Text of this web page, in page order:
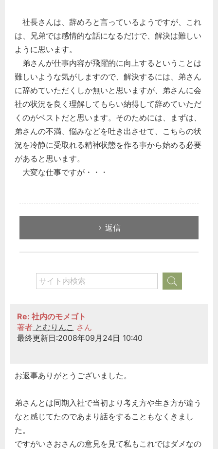
社長さんは、辞めろと言っているようですが、これ
は、兄弟では感情的な話になるだけで、解決は難しい
ように思います。
弟さんが仕事内容が飛躍的に向上するということは
難しいような気がしますので、解決するには、弟さん
に辞めていただくしか無いと思いますが、弟さんに会
社の状況を良く理解してもらい納得して辞めていただ
くのがベストだと思います。そのためには、まずは、
弟さんの不満、悩みなどを吐き出させて、こちらの状
況を冷静に受取れる精神状態を作る事から始める必要
があると思います。
大変な仕事ですが・・・
返信
Re: 社内のモメゴト
著者 とむりんこ さん
最終更新日:2008年09月24日 10:40
お返事ありがとうございました。
弟さんとは同期入社で当初より考え方や生き方が違う
なと感じてたのであまり話をすることもなくきまし
た。
ですがいさおさんの意見を見て私もこれではダメなの